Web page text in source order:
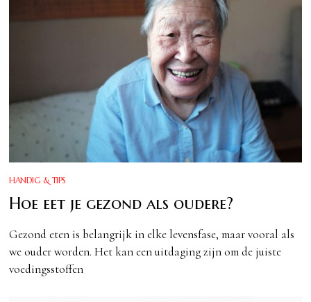
HANDIG & TIPS
Hoe eet je gezond als oudere?
Gezond eten is belangrijk in elke levensfase, maar vooral als
we ouder worden. Het kan een uitdaging zijn om de juiste
voedingsstoffen